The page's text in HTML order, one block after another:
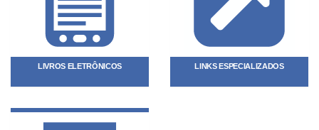
LIVROS ELETRÔNICOS LINKS ESPECIALIZADOS